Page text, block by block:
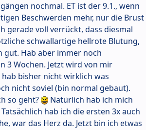
nochmal. ET ist der 9.1., wenn
Beschwerden mehr, nur die Brust
gerade voll verrückt, dass diesmal
schwallartige hellrote Blutung,
gut. Hab aber immer noch
3 Wochen. Jetzt wird von mir
bisher nicht wirklich was
nicht soviel (bin normal gebaut).
so geht?
Natürlich hab ich mich
hab ich die ersten 3x auch
war das Herz da. Jetzt bin ich etwas